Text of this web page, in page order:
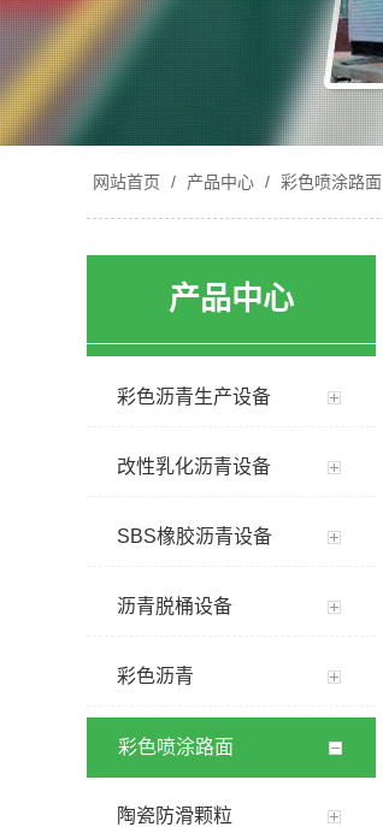
网站首页 / 产品中心 / 彩色喷涂路面
产品中心
彩色沥青生产设备
改性乳化沥青设备
SBS橡胶沥青设备
沥青脱桶设备
彩色沥青
彩色喷涂路面
陶瓷防滑颗粒